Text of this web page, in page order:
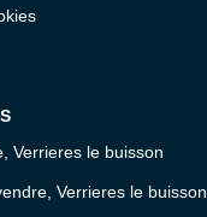
Verrieres le buisson
Verrieres le buisson